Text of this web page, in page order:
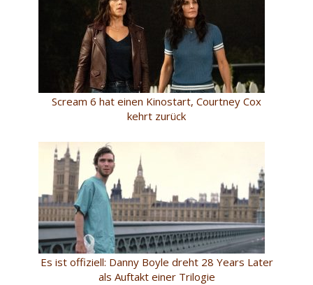
Scream 6 hat einen Kinostart, Courtney Cox
kehrt zurück
Es ist offiziell: Danny Boyle dreht 28 Years Later
als Auftakt einer Trilogie